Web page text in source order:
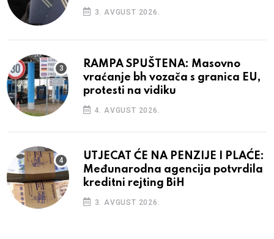
3. AVGUST 2026.
RAMPA SPUŠTENA: Masovno
vraćanje bh vozača s granica EU,
protesti na vidiku
4. AVGUST 2026.
UTJECAT ĆE NA PENZIJE I PLAĆE:
Međunarodna agencija potvrdila
kreditni rejting BiH
3. AVGUST 2026.